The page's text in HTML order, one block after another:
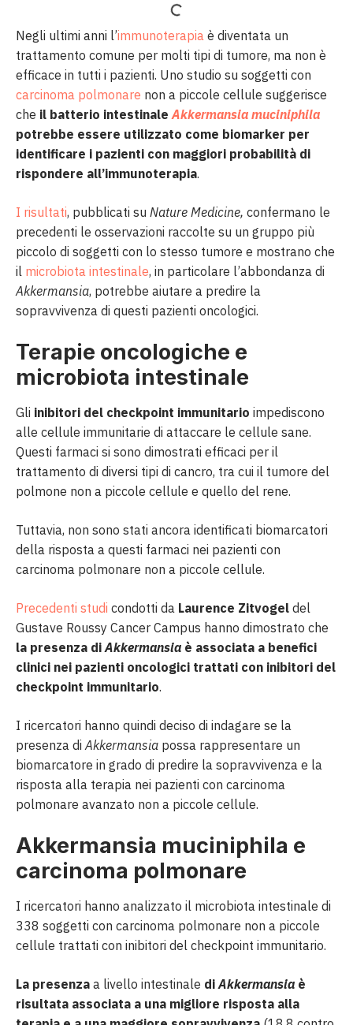
Negli ultimi anni l’immunoterapia è diventata un
trattamento comune per molti tipi di tumore, ma non è
efficace in tutti i pazienti. Uno studio su soggetti con
carcinoma polmonare non a piccole cellule suggerisce
che il batterio intestinaleAkkermansia muciniphila
potrebbe essere utilizzato come biomarker per
identificare i pazienti con maggiori probabilità di
rispondere all’immunoterapia.
I risultati, pubblicati su Nature Medicine, confermano le
precedenti le osservazioni raccolte su un gruppo più
piccolo di soggetti con lo stesso tumore e mostrano che
il microbiota intestinale, in particolare l’abbondanza di
Akkermansia, potrebbe aiutare a predire la
sopravvivenza di questi pazienti oncologici.
Terapie oncologiche e
microbiota intestinale
Gli inibitori del checkpoint immunitario impediscono
alle cellule immunitarie di attaccare le cellule sane.
Questi farmaci si sono dimostrati efficaci per il
trattamento di diversi tipi di cancro, tra cui il tumore del
polmone non a piccole cellule e quello del rene.
Tuttavia, non sono stati ancora identificati biomarcatori
della risposta a questi farmaci nei pazienti con
carcinoma polmonare non a piccole cellule.
Precedenti studi condotti da Laurence Zitvogel del
Gustave Roussy Cancer Campus hanno dimostrato che
la presenza diAkkermansia è associata a benefici
clinici nei pazienti oncologici trattati con inibitori del
checkpoint immunitario.
I ricercatori hanno quindi deciso di indagare se la
presenza diAkkermansia possa rappresentare un
biomarcatore in grado di predire la sopravvivenza e la
risposta alla terapia nei pazienti con carcinoma
polmonare avanzato non a piccole cellule.
Akkermansia muciniphila e
carcinoma polmonare
I ricercatori hanno analizzato il microbiota intestinale di
338 soggetti con carcinoma polmonare non a piccole
cellule trattati con inibitori del checkpoint immunitario.
La presenza a livello intestinale diAkkermansia è
risultata associata a una migliore risposta alla